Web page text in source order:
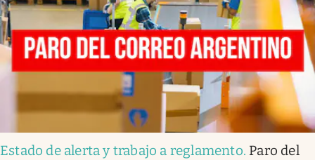
Estado de alerta y trabajo a reglamento. Paro del